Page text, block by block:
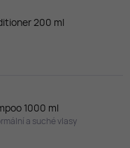
200 ml
1000 ml
a suché vlasy